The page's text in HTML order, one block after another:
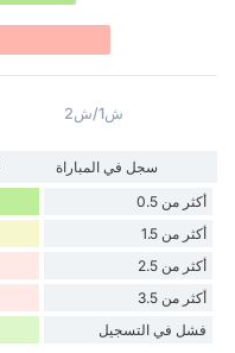
ش1/ش2
سجل في المباراة
أكثر من 0.5
أكثر من 1.5
أكثر من 2.5
أكثر من 3.5
فشل في التسجيل